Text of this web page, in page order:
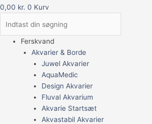
0,00 kr. 0 Kurv
Ferskvand
Akvarier & Borde
Juwel Akvarier
AquaMedic
Design Akvarier
Fluval Akvarium
Akvarie Startsæt
Akvastabil Akvarier